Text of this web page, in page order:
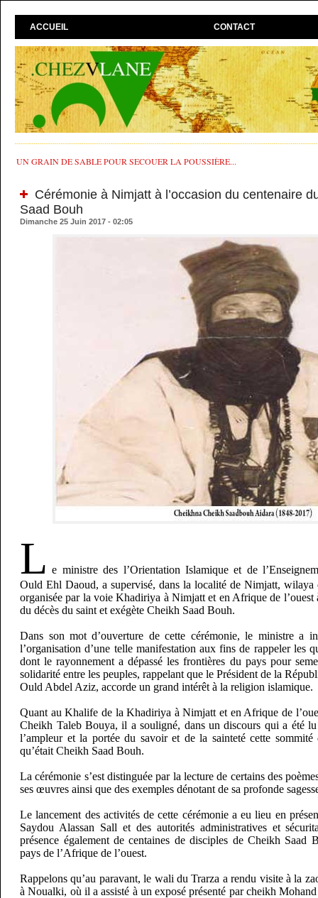
ACCUEIL CONTACT
UN GRAIN DE SABLE POUR SECOUER LA POUSSIÈRE...
Cérémonie à Nimjatt à l’occasion du centenaire
Saad Bouh
Dimanche 25 Juin 2017 - 02:05
L e ministre des l’Orientation Islamique et de
Ould Ehl Daoud, a supervisé, dans la localité de Nimjatt, wilaya
organisée par la voie Khadiriya à Nimjatt et en Afrique de l’ouest
du décès du saint et exégète Cheikh Saad Bouh.
Dans son mot d’ouverture de cette cérémonie, le ministre a
l’organisation d’une telle manifestation aux fins de rappeler les
dont le rayonnement a dépassé les frontières du pays pour
solidarité entre les peuples, rappelant que le Président de la
Ould Abdel Aziz, accorde un grand intérêt à la religion islamique.
Quant au Khalife de la Khadiriya à Nimjatt et en Afrique de
Cheikh Taleb Bouya, il a souligné, dans un discours qui a été lu
l’ampleur et la portée du savoir et de la sainteté cette
qu’était Cheikh Saad Bouh.
La cérémonie s’est distinguée par la lecture de certains des
ses œuvres ainsi que des exemples dénotant de sa profonde
Le lancement des activités de cette cérémonie a eu lieu en
Saydou Alassan Sall et des autorités administratives et
présence également de centaines de disciples de Cheikh Saad
pays de l’Afrique de l’ouest.
Rappelons qu’au paravant, le wali du Trarza a rendu visite à la
à Noualki, où il a assisté à un exposé présenté par cheikh